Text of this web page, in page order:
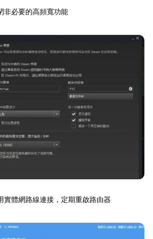
非必要的高頻寬功能
實體網路線連接，定期重啟路由器